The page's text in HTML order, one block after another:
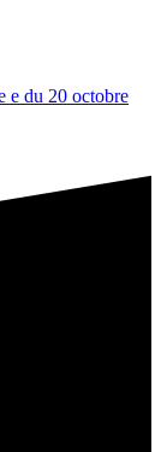
e du 20 octobre